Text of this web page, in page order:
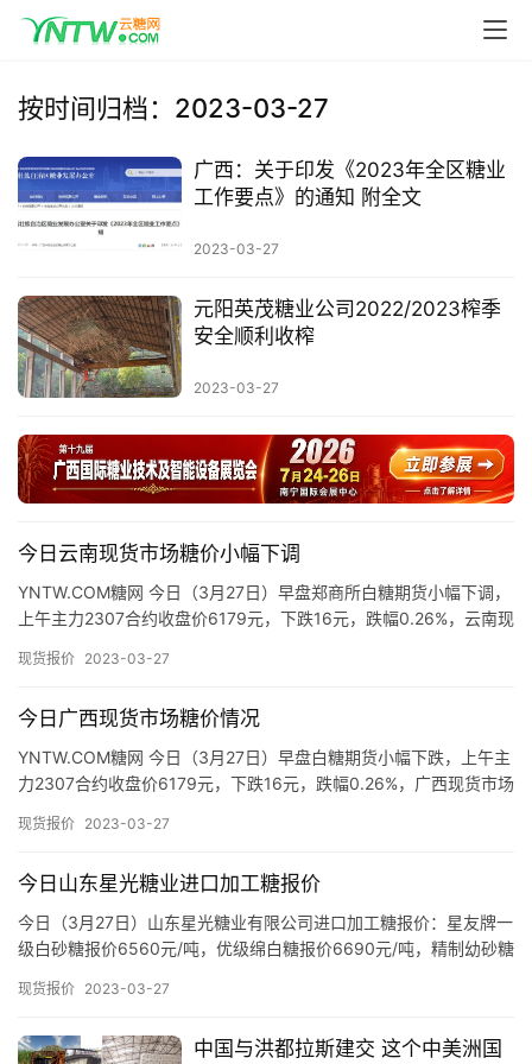
首
页
云
糖
网
公
号
现
货
报
价
专
题
区
频
道
业
按时间归档：2023-03-27
广西：关于印发《2023年全区糖业
工作要点》的通知 附全文
2023-03-27
元阳英茂糖业公司2022/2023榨季
安全顺利收榨
2023-03-27
今日云南现货市场糖价小幅下调
YNTW.COM糖网 今日（3月27日）早盘郑商所白糖期货小幅下调，
上午主力2307合约收盘价6179元，下跌16元，跌幅0.26%，云南现
现货报价 2023-03-27
今日广西现货市场糖价情况
YNTW.COM糖网 今日（3月27日）早盘白糖期货小幅下跌，上午主
力2307合约收盘价6179元，下跌16元，跌幅0.26%，广西现货市场
现货报价 2023-03-27
今日山东星光糖业进口加工糖报价
今日（3月27日）山东星光糖业有限公司进口加工糖报价：星友牌一
级白砂糖报价6560元/吨，优级绵白糖报价6690元/吨，精制幼砂糖
现货报价 2023-03-27
中国与洪都拉斯建交 这个中美洲国